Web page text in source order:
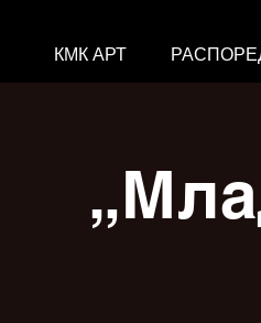
КМК АРТ